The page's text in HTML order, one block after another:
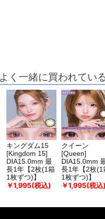
よく一緒に買われてい
キングダム15
[Kingdom 15]
DIA15.0mm 最
長1年【2枚(1箱
1枚ずつ)】
￥1,995(税込)
クイーン
[Queen]
DIA15.0mm
長1年【2枚(1
1枚ずつ)】
￥1,995(税込)